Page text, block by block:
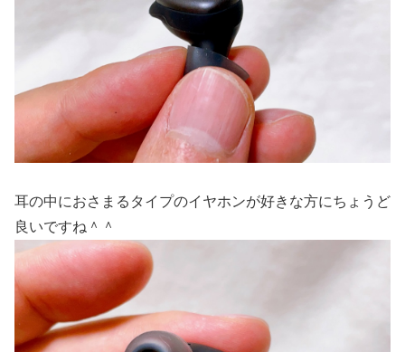
耳の中におさまるタイプのイヤホンが好きな方にちょうど
良いですね＾＾